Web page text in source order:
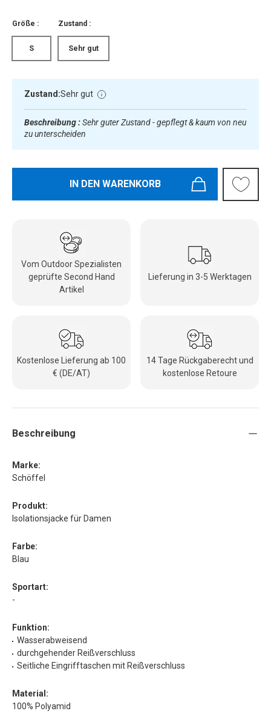
Größe :
S
Zustand :
Sehr gut
Zustand:Sehr gut
Beschreibung :Sehr guter Zustand - gepflegt & kaum von neu
zu unterscheiden
IN DEN WARENKORB
Vom Outdoor Spezialisten
geprüfte Second Hand
Artikel
Lieferung in 3-5 Werktagen
Kostenlose Lieferung ab 100
€ (DE/AT)
14 Tage Rückgaberecht und
kostenlose Retoure
Beschreibung
Marke:
Schöffel
Produkt:
Isolationsjacke für Damen
Farbe:
Blau
Sportart:
-
Funktion:
Wasserabweisend
durchgehender Reißverschluss
Seitliche Eingrifftaschen mit Reißverschluss
Material:
100% Polyamid